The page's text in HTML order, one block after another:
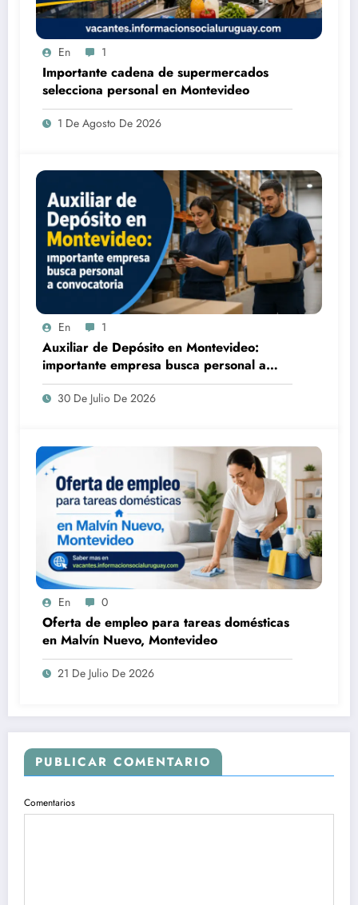
En 1
Importante cadena de supermercados
selecciona personal en Montevideo
1 De Agosto De 2026
En 1
Auxiliar de Depósito en Montevideo:
importante empresa busca personal a
convocatoria
30 De Julio De 2026
En 0
Oferta de empleo para tareas domésticas
en Malvín Nuevo, Montevideo
21 De Julio De 2026
PUBLICAR COMENTARIO
Comentarios